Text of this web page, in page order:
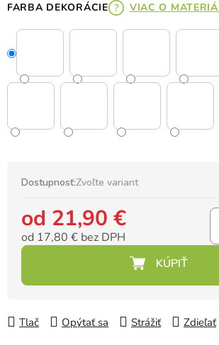
FARBA DEKORÁCIE VIAC O
Dostupnosť:Zvoľte variant
od 21,90 €
od 17,80 € bez DPH
Tlač Opýtať sa Strážiť Zdieľať